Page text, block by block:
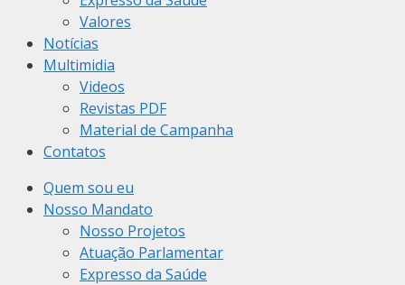
Valores
Notícias
Multimidia
Videos
Revistas PDF
Material de Campanha
Contatos
Quem sou eu
Nosso Mandato
Nosso Projetos
Atuação Parlamentar
Expresso da Saúde